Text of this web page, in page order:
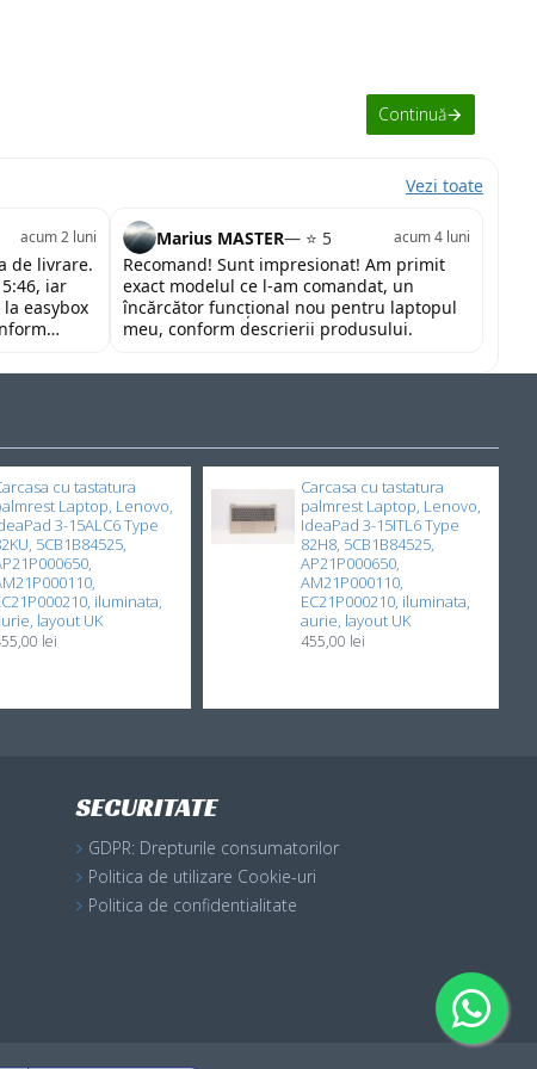
Continuă
Vezi toate
acum 2 luni
de livrare.
iar
easybox
cu toată
Marius MASTER— ⭐ 5 acum 4 luni
Recomand! Sunt impresionat! Am primit
exact modelul ce l-am comandat, un
încărcător funcțional nou pentru laptopul
meu, conform descrierii produsului.
cu tastatura
Laptop, Lenovo,
3-15ALC6 Type
5CB1B84525,
iluminata,
layout UK
lei
Carcasa cu tastatura
palmrest Laptop, Lenovo,
IdeaPad 3-15ITL6 Type
82H8, 5CB1B84525,
AP21P000650,
AM21P000110,
EC21P000210, iluminata,
aurie, layout UK
455,00 lei
SECURITATE
GDPR: Drepturile consumatorilor
Politica de utilizare Cookie-uri
Politica de confidentialitate